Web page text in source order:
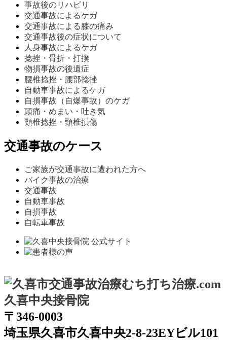
事故後のリハビリ
交通事故によるケガ
交通事故による膝の痛み
交通事故後の症状について
人身事故によるケガ
捻挫・骨折・打撲
物損事故の後遺症
腰椎捻挫・腰部捻挫
自動車事故によるケガ
自損事故（自爆事故）のケガ
頭痛・めまい・吐き気
頸椎捻挫・頸椎損傷
交通事故のケース
ご家族が交通事故に遭われた方へ
バイク事故の治療
交通事故
自動車事故
自損事故
自転車事故
〒346-0003
埼玉県久喜市久喜中央2-8-23EYビル101